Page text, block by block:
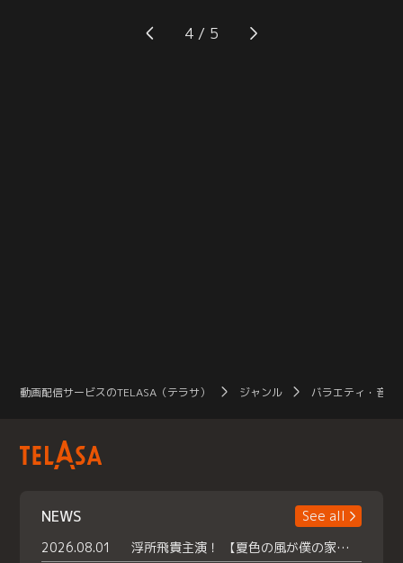
究極！？の騙し合いゲーム完結編…
1つは実在する言葉、もう1つは架空
参戦！究極！？の騙し合いゲームに
挑戦…1つは実在する言葉、もう1つ
4
動画配信サービスのTELASA（テラサ） ジャンル バラエティ・音楽
NEWS
See all
2026.08.01
浮所飛貴主演！ 【夏色の風が僕の家にやってきた】 本日よりテラサで独占配信スタート！